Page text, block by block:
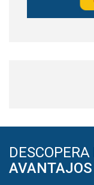
DESCOPERA
AVANTAJOS